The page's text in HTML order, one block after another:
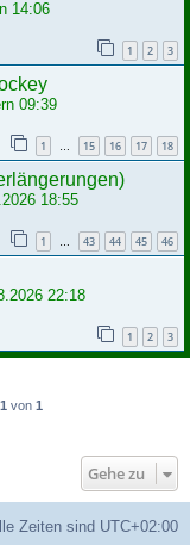
14:06
1 2 3
09:39
1 … 15 16 17 18
18:55
1 … 43 44 45 46
22:18
1 2 3
1von 1
Gehe zu
Zeiten sind UTC+02:00